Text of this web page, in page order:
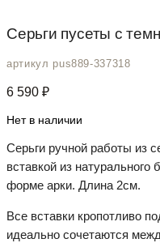
Серьги пусеты c
артикул pus889-337318
6 590 ₽
Нет в наличии
Серьги ручной работы из
вставкой из натурального
форме арки. Длина 2см.
Все вставки кропотливо
идеально сочетаются